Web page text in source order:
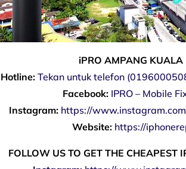
iPRO AMPANG KUALA
Hotline: Tekan untuk telefon
Facebook: IPRO – Mobile
Instagram: https://
Website: https://
FOLLOW US TO GET THE CHEAPEST